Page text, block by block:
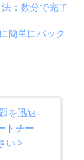
：数分で完了
簡単にバック
を迅速
トチー
い >